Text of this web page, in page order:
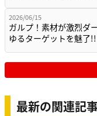
2026/06/15
ガルプ！素材が激烈ダ
ゆるターゲットを魅了!!
最新の関連記